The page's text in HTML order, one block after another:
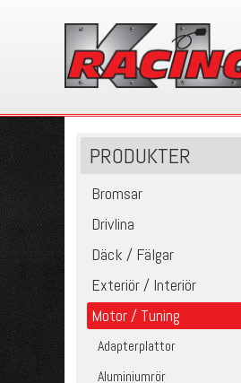
PRODUKTER
Bromsar
Drivlina
Däck / Fälgar
Exteriör / Interiör
Motor / Tuning
Adapterplattor
Aluminiumrör